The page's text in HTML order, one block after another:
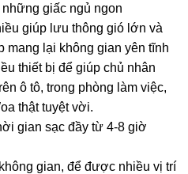
giấc ngủ ngon
giúp lưu thông gió lớn và
mang lại không gian yên tĩnh
thiết bị để giúp chủ nhân
ô tô, trong phòng làm việc,
thật tuyệt vời.
gian sạc đầy từ 4-8 giờ
gian, để được nhiều vị trí